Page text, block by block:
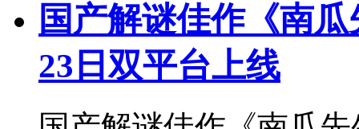
国产解谜佳作《南
23日双平台上线